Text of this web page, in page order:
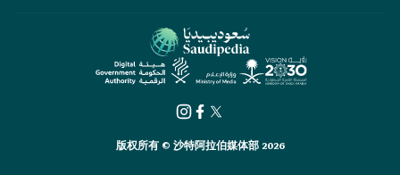
版权所有 © 沙特阿拉伯媒体部 2026